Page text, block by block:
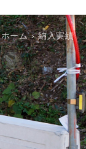
ホーム 納入実績